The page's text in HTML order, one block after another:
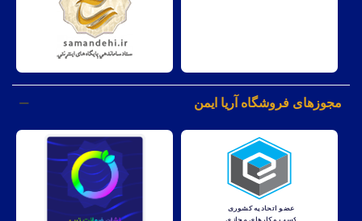
مجوزهای فروشگاه آریا ایمن